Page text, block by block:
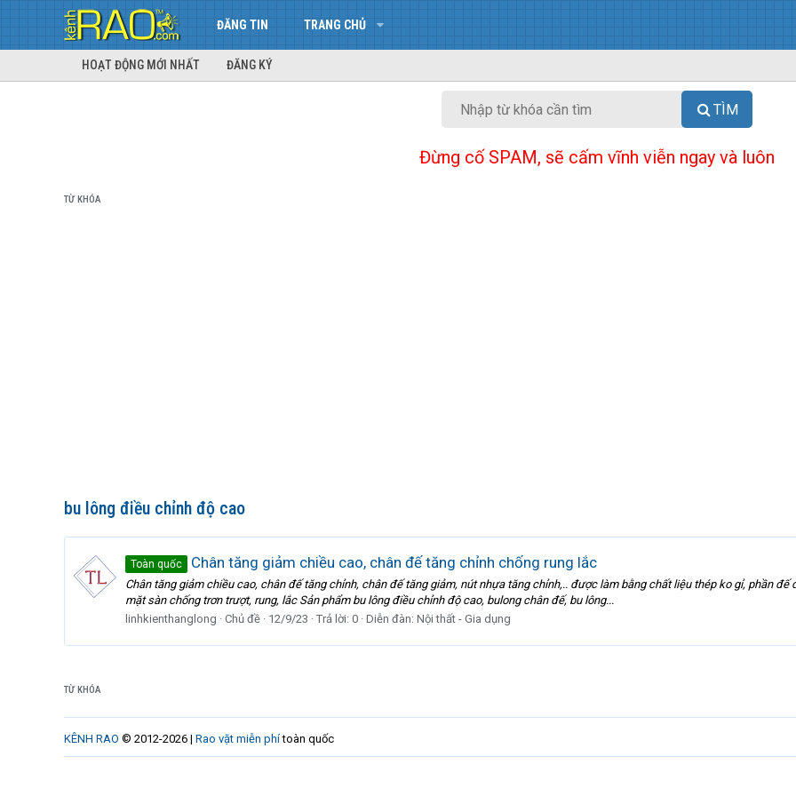
ĐĂNG TIN TRANG CHỦ
HOẠT ĐỘNG MỚI NHẤT ĐĂNG KÝ
TÌM
Đừng cố SPAM, sẽ cấm vĩnh viễn ngay và luôn
TỪ KHÓA
bu lông điều chỉnh độ cao
Toàn quốc Chân tăng giảm chiều cao, chân đế tăng chỉnh chống rung lắc
Chân tăng giảm chiều cao, chân đế tăng chỉnh, chân đế tăng giảm, nút nhựa tăng chỉnh,.. được làm bằng chất liệu thép ko gỉ, phần
mặt sàn chống trơn trượt, rung, lắc Sản phẩm bu lông điều chỉnh độ cao, bulong chân đế, bu lông...
linhkienthanglong
Chủ đề 12/9/23 Trả lời: 0 Diễn đàn: Nội thất - Gia dụng
TỪ KHÓA
KÊNH RAO © 2012-2026 | Rao vặt miễn phítoàn quốc